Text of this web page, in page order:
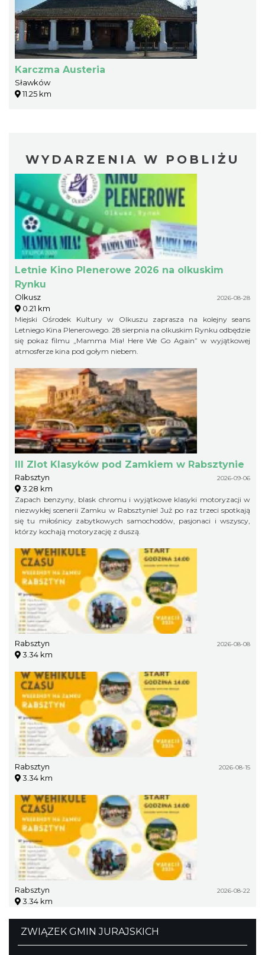
Karczma Austeria
Sławków
11.25 km
WYDARZENIA W POBLIŻU
Letnie Kino Plenerowe 2026 na olkuskim
Rynku
Olkusz 2026-08-28
0.21 km
Miejski Ośrodek Kultury w Olkuszu zaprasza na kolejny seans
Letniego Kina Plenerowego. 28 sierpnia na olkuskim Rynku odbędzie
się pokaz filmu „Mamma Mia! Here We Go Again” w wyjątkowej
atmosferze kina pod gołym niebem.
III Zlot Klasyków pod Zamkiem w Rabsztynie
Rabsztyn 2026-09-06
3.28 km
Zapach benzyny, blask chromu i wyjątkowe klasyki motoryzacji w
niezwykłej scenerii Zamku w Rabsztynie! Już po raz trzeci spotkają
się tu miłośnicy zabytkowych samochodów, pasjonaci i wszyscy,
którzy kochają motoryzację z duszą.
Rabsztyn 2026-08-08
3.34 km
Rabsztyn 2026-08-15
3.34 km
Rabsztyn 2026-08-22
3.34 km
ZWIĄZEK GMIN JURAJSKICH